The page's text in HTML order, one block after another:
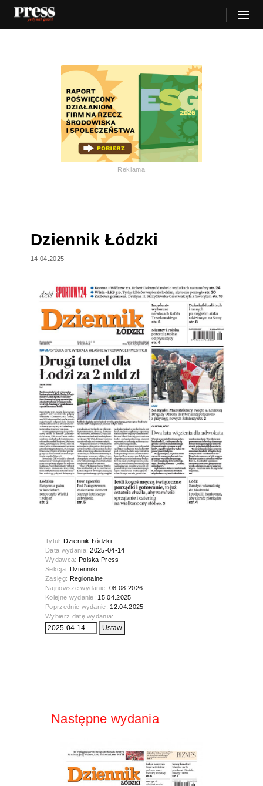
Reklama
Dziennik Łódzki
14.04.2025
Tytuł: Dziennik Łódzki
Data wydania:2025-04-14
Wydawca: Polska Press
Sekcja: Dzienniki
Zasięg: Regionalne
Najnowsze wydanie:08.08.2026
Kolejne wydanie: 15.04.2025
Poprzednie wydanie: 12.04.2025
Wybierz datę wydania:
Następne wydania